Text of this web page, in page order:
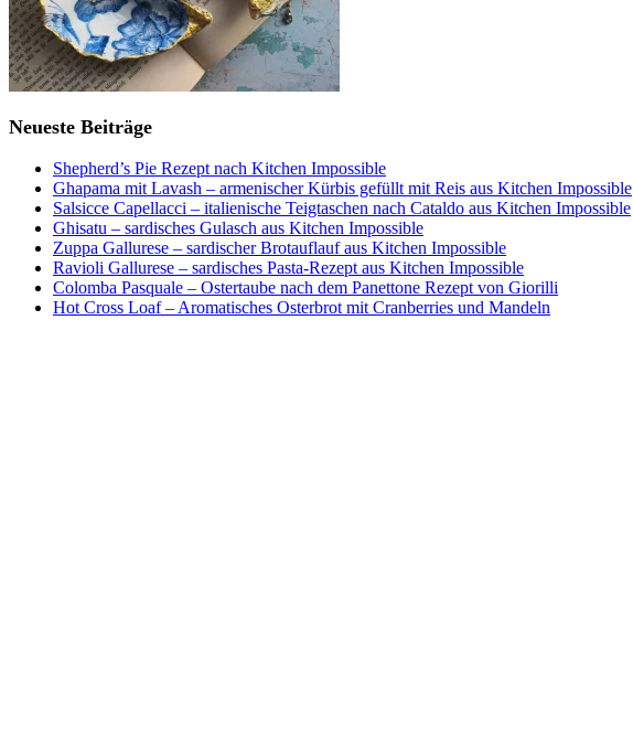
Neueste Beiträge
Shepherd’s Pie Rezept nach Kitchen Impossible
Ghapama mit Lavash – armenischer Kürbis gefüllt mit Reis aus Kitchen Impossible
Salsicce Capellacci – italienische Teigtaschen nach Cataldo aus Kitchen Impossible
Ghisatu – sardisches Gulasch aus Kitchen Impossible
Zuppa Gallurese – sardischer Brotauflauf aus Kitchen Impossible
Ravioli Gallurese – sardisches Pasta-Rezept aus Kitchen Impossible
Colomba Pasquale – Ostertaube nach dem Panettone Rezept von Giorilli
Hot Cross Loaf – Aromatisches Osterbrot mit Cranberries und Mandeln